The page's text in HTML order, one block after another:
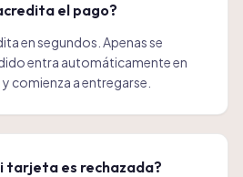
el pago?
en segundos. Apenas se
entra automáticamente en
comienza a entregarse.
tarjeta es rechazada?